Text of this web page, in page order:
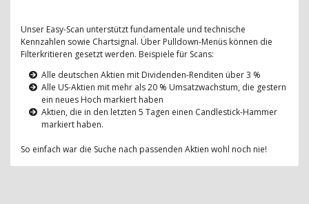
Unser Easy-Scan unterstützt fundamentale und technische
Kennzahlen sowie Chartsignal. Über Pulldown-Menüs können die
Filterkritieren gesetzt werden. Beispiele für Scans:
Alle deutschen Aktien mit Dividenden-Renditen über 3 %
Alle US-Aktien mit mehr als 20 % Umsatzwachstum, die gestern
ein neues Hoch markiert haben
Aktien, die in den letzten 5 Tagen einen Candlestick-Hammer
markiert haben.
So einfach war die Suche nach passenden Aktien wohl noch nie!